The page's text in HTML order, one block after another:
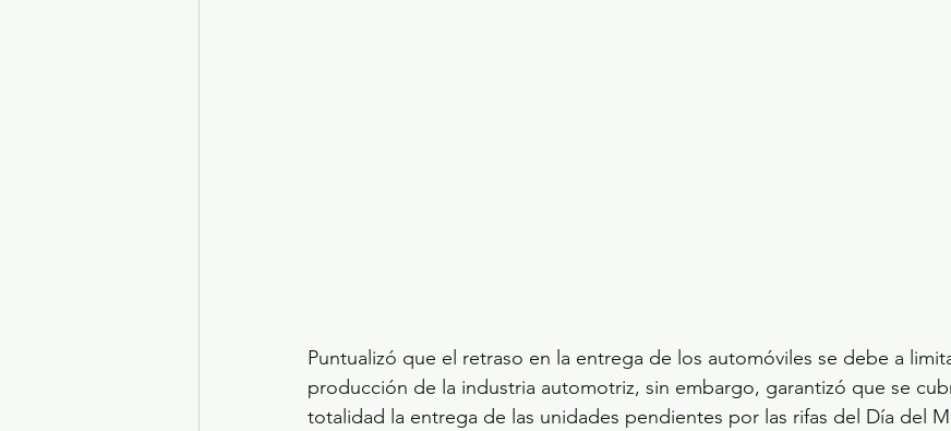
Puntualizó que el retraso en la entrega de los automóviles se debe a
producción de la industria automotriz, sin embargo, garantizó que se
totalidad la entrega de las unidades pendientes por las rifas del Día del